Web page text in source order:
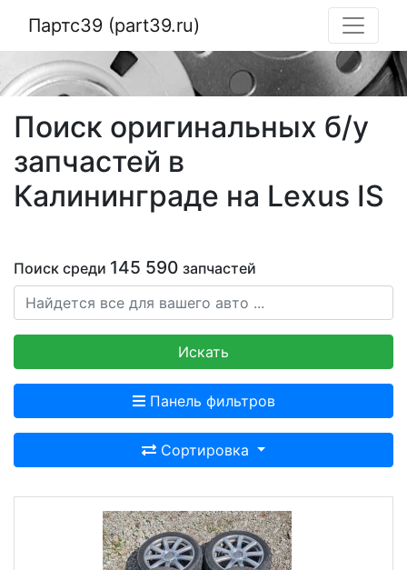
Партс39 (part39.ru)
Поиск оригинальных б/у
запчастей в
Калининграде на Lexus IS
Поиск среди 145 590 запчастей
Искать
Панель фильтров
Сортировка